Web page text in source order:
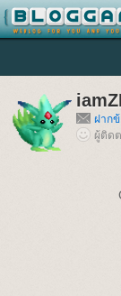
ฝาก
ผู้ติด